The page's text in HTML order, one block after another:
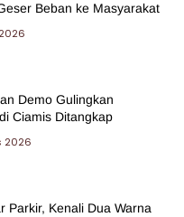
Beban ke Masyarakat
Demo Gulingkan
Ciamis Ditangkap
2026
Parkir, Kenali Dua Warna